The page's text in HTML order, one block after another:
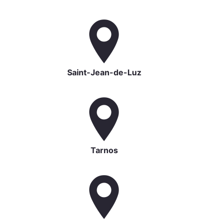
Saint-Jean-de-Luz
Tarnos